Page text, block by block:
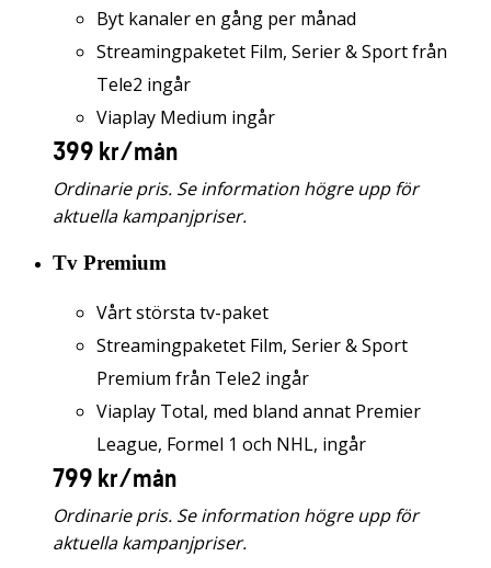
Byt kanaler en gång per månad
Streamingpaketet Film, Serier & Sport från
Tele2 ingår
Viaplay Medium ingår
399 kr/mån
Ordinarie pris. Se information högre upp för
aktuella kampanjpriser.
Tv Premium
Vårt största tv-paket
Streamingpaketet Film, Serier & Sport
Premium från Tele2 ingår
Viaplay Total, med bland annat Premier
League, Formel 1 och NHL, ingår
799 kr/mån
Ordinarie pris. Se information högre upp för
aktuella kampanjpriser.